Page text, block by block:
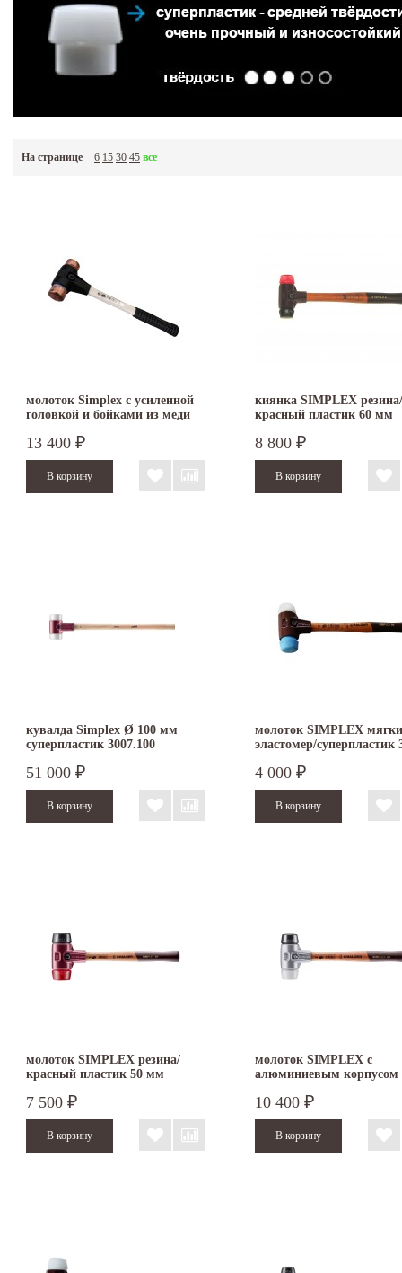
На странице 6 15 30 45 все
молоток Simplex с усиленной
головкой и бойками из меди
13 400 ₽
киянка SIMPLEX резина/
красный пластик 60 мм
8 800 ₽
кувалда Simplex Ø 100 мм
суперпластик 3007.100
51 000 ₽
молоток SIMPLEX
эластомер/суперпластик
4 000 ₽
молоток SIMPLEX резина/
красный пластик 50 мм
7 500 ₽
молоток SIMPLEX с
алюминиевым корпусом
3127.050
10 400 ₽